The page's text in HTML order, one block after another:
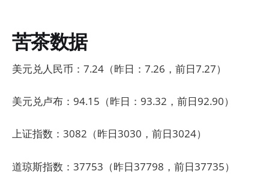
苦茶数据
美元兑人民币：7.24（昨日：7.26，前日7.27）
美元兑卢布：94.15（昨日：93.32，前日92.90）
上证指数：3082（昨日3030，前日3024）
道琼斯指数：37753（昨日37798，前日37735）